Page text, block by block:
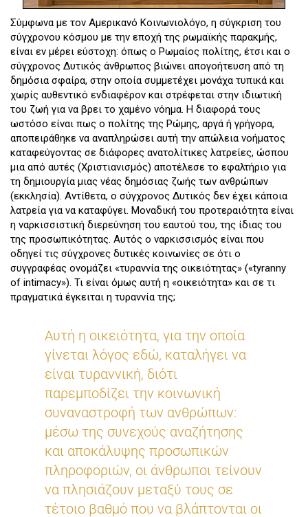
Σύμφωνα με τον Αμερικανό Κοινωνιολόγο, η σύγκριση του
σύγχρονου κόσμου με την εποχή της ρωμαϊκής παρακμής,
είναι εν μέρει εύστοχη: όπως ο Ρωμαίος πολίτης, έτσι και ο
σύγχρονος Δυτικός άνθρωπος βιώνει απογοήτευση από τη
δημόσια σφαίρα, στην οποία συμμετέχει μονάχα τυπικά και
χωρίς αυθεντικό ενδιαφέρον και στρέφεται στην ιδιωτική
του ζωή για να βρει το χαμένο νόημα. Η διαφορά τους
ωστόσο είναι πως ο πολίτης της Ρώμης, αργά ή γρήγορα,
αποπειράθηκε να αναπληρώσει αυτή την απώλεια νοήματος
καταφεύγοντας σε διάφορες ανατολίτικες λατρείες, ώσπου
μια από αυτές (Χριστιανισμός) αποτέλεσε το εφαλτήριο για
τη δημιουργία μιας νέας δημόσιας ζωής των ανθρώπων
(εκκλησία). Αντίθετα, ο σύγχρονος Δυτικός δεν έχει κάποια
λατρεία για να καταφύγει. Μοναδική του προτεραιότητα είναι
η ναρκισσιστική διερεύνηση του εαυτού του, της ίδιας του
της προσωπικότητας. Αυτός ο ναρκισσισμός είναι που
οδηγεί τις σύγχρονες δυτικές κοινωνίες σε ότι ο
συγγραφέας ονομάζει «τυραννία της οικειότητας» («tyranny
of intimacy»). Τι είναι όμως αυτή η «οικειότητα» και σε τι
πραγματικά έγκειται η τυραννία της;
Αυτή η οικειότητα, για την οποία
γίνεται λόγος εδώ, καταλήγει να
είναι τυραννική, διότι
παρεμποδίζει την κοινωνική
συναναστροφή των ανθρώπων:
μέσω της συνεχούς αναζήτησης
και αποκάλυψης προσωπικών
πληροφοριών, οι άνθρωποι τείνουν
να πλησιάζουν μεταξύ τους σε
τέτοιο βαθμό που να βλάπτονται οι